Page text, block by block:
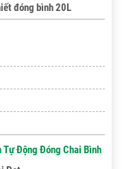
đóng bình 20L
Tự Động Đóng Chai Bình